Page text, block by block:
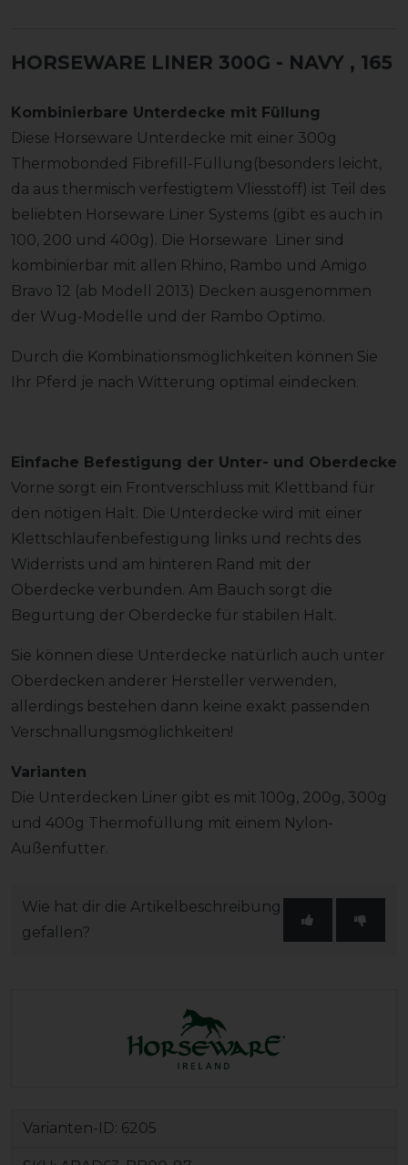
HORSEWARE LINER 300G - NAVY , 165
Kombinierbare Unterdecke mit Füllung
Diese Horseware Unterdecke mit einer 300g
Thermobonded Fibrefill-Füllung(besonders leicht,
da aus thermisch verfestigtem Vliesstoff) ist Teil des
beliebten Horseware Liner Systems (gibt es auch in
100, 200 und 400g). Die Horseware Liner sind
kombinierbar mit allen Rhino, Rambo und Amigo
Bravo 12 (ab Modell 2013) Decken ausgenommen
der Wug-Modelle und der Rambo Optimo.
Durch die Kombinationsmöglichkeiten können Sie
Ihr Pferd je nach Witterung optimal eindecken.
Einfache Befestigung der Unter- und Oberdecke
Vorne sorgt ein Frontverschluss mit Klettband für
den nötigen Halt. Die Unterdecke wird mit einer
Klettschlaufenbefestigung links und rechts des
Widerrists und am hinteren Rand mit der
Oberdecke verbunden. Am Bauch sorgt die
Begurtung der Oberdecke für stabilen Halt.
Sie können diese Unterdecke natürlich auch unter
Oberdecken anderer Hersteller verwenden,
allerdings bestehen dann keine exakt passenden
Verschnallungsmöglichkeiten!
Varianten
Die Unterdecken Liner gibt es mit 100g, 200g, 300g
und 400g Thermofüllung mit einem Nylon-
Außenfutter.
Wie hat dir die Artikelbeschreibung
gefallen?
Varianten-ID: 6205